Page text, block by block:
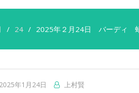
24 2025年２月24日 バーディ
2025年1月24日 上村賢